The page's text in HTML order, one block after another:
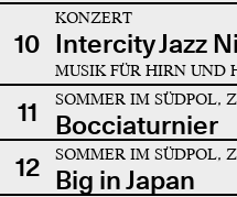
10
KONZERT
Intercity Jazz
MUSIK FÜR HIRN UND
11 SOMMER IM SÜDPOL,
Bocciaturnier
12
SOMMER IM SÜDPOL,
Big in Japan